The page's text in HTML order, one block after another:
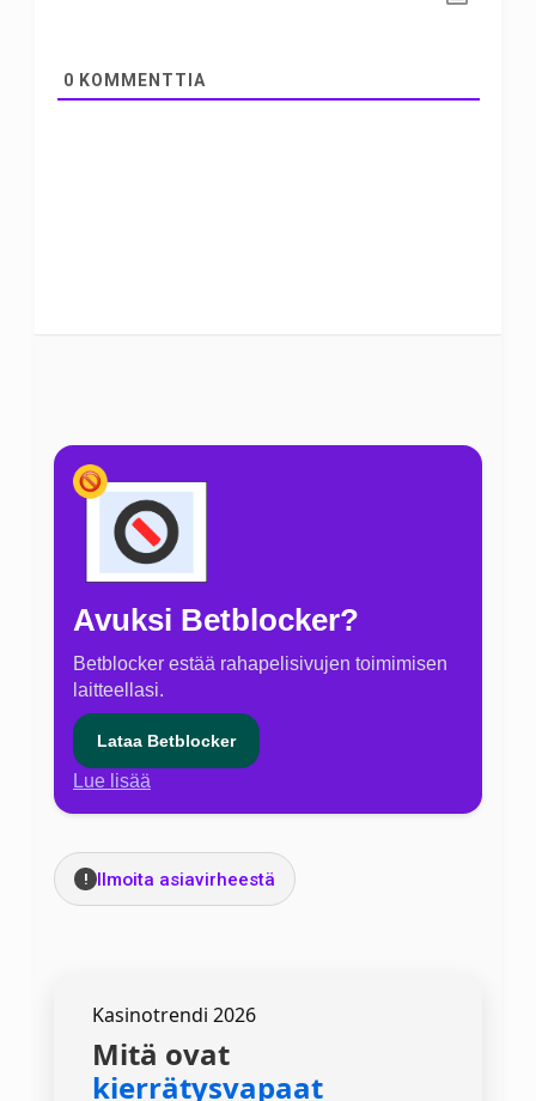
0 KOMMENTTIA
Avuksi Betblocker?
Betblocker estää rahapelisivujen toimimisen
laitteellasi.
Lataa Betblocker
Lue lisää
! Ilmoita asiavirheestä
Kasinotrendi 2026
Mitä ovat
kierrätysvapaat